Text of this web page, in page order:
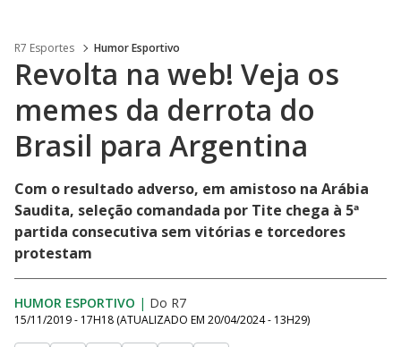
R7 Esportes Humor Esportivo
Revolta na web! Veja os
memes da derrota do
Brasil para Argentina
Com o resultado adverso, em amistoso na Arábia
Saudita, seleção comandada por Tite chega à 5ª
partida consecutiva sem vitórias e torcedores
protestam
HUMOR ESPORTIVO | Do R7
15/11/2019 - 17H18 (ATUALIZADO EM 20/04/2024 - 13H29)